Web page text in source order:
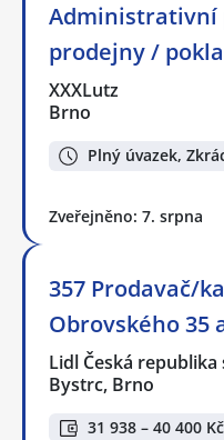
Administrativní
prodejny /
XXXLutz
Brno
Plný úvazek,
Zveřejněno: 7. srpna
357 Prodavač/
Obrovského 35
Lidl Česká republika
Bystrc, Brno
31 938 – 40 400 Kč